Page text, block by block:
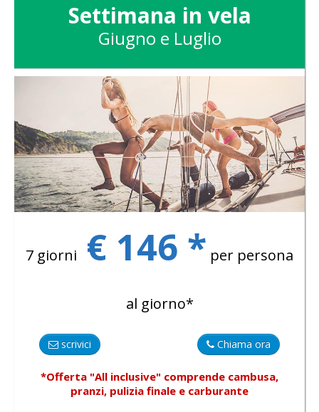
Settimana in vela
Giugno e Luglio
7 giorni € 146 * per persona
al giorno*
Chiama ora
scrivici
*Offerta "All inclusive" comprende cambusa,
pranzi, pulizia finale e carburante